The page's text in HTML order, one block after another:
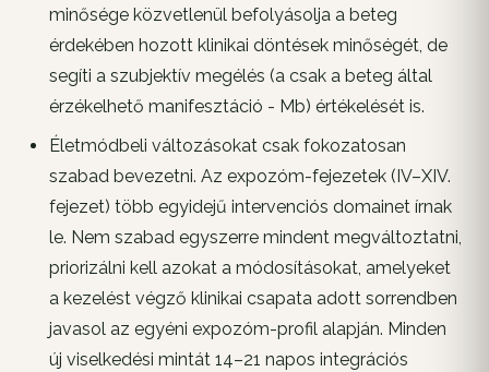
minősége közvetlenül befolyásolja a beteg
érdekében hozott klinikai döntések minőségét, de
segíti a szubjektív megélés (a csak a beteg által
érzékelhető manifesztáció - Mb) értékelését is.
Életmódbeli változásokat csak fokozatosan
szabad bevezetni. Az expozóm-fejezetek (IV–XIV.
fejezet) több egyidejű intervenciós domainet írnak
le. Nem szabad egyszerre mindent megváltoztatni,
priorizálni kell azokat a módosításokat, amelyeket
a kezelést végző klinikai csapata adott sorrendben
javasol az egyéni expozóm-profil alapján. Minden
új viselkedési mintát 14–21 napos integrációs